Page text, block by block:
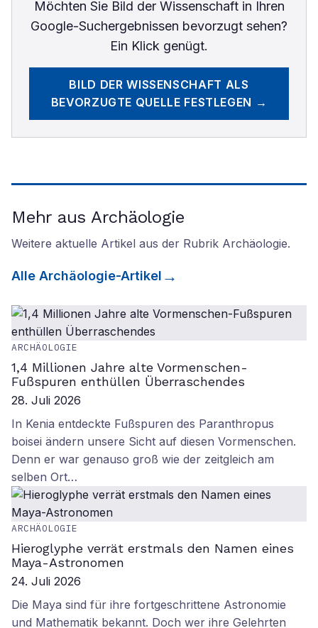
Möchten Sie Bild der Wissenschaftin Ihren
Google-Suchergebnissen bevorzugt sehen?
Ein Klick genügt.
BILD DER WISSENSCHAFT ALS
BEVORZUGTE QUELLE FESTLEGEN →
Mehr aus Archäologie
Weitere aktuelle Artikel aus der Rubrik Archäologie.
Alle Archäologie-Artikel
ARCHÄOLOGIE
1,4 Millionen Jahre alte Vormenschen-
Fußspuren enthüllen Überraschendes
28. Juli 2026
In Kenia entdeckte Fußspuren des Paranthropus
boisei ändern unsere Sicht auf diesen Vormenschen.
Denn er war genauso groß wie der zeitgleich am
selben Ort…
ARCHÄOLOGIE
Hieroglyphe verrät erstmals den Namen eines
Maya-Astronomen
24. Juli 2026
Die Maya sind für ihre fortgeschrittene Astronomie
und Mathematik bekannt. Doch wer ihre Gelehrten